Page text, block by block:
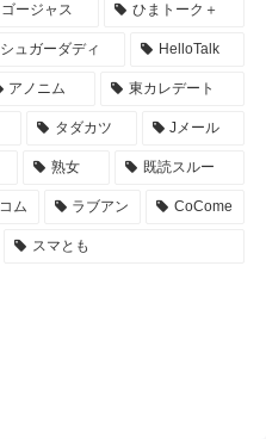
ゴージャス ひまトーク＋
シュガーダディ HelloTalk
アノニム 東カレデート
タダカツ Jメール
熟女 既読スルー
ム ラブアン CoCome
スマとも